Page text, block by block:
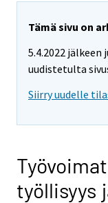
Tämä sivu on
5.4.2022
uudistetulta
Siirry uudelle
työllisyys